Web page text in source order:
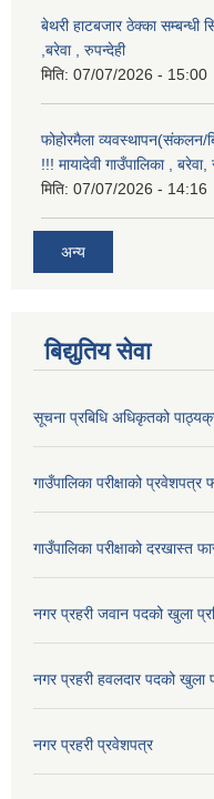
बेथरी हाटबजार ठेक्का सम्बन्धी
,बरेवा , रुपन्देही
मिति: 07/07/2026 - 15:00
फोहोरमैला व्यवस्थापन(संकलन/
!!! मायादेवी गाउँपालिका , बरेवा,
मिति: 07/07/2026 - 14:16
अन्य
बिद्युतिय सेवा
सूचना प्रबिधि अधिकृतको
गाउँपालिका परीक्षाको प्रवेशपत्र
गाउँपालिका परीक्षाको दरखास्त
नगर प्रहरी जवान पदको खुला
नगर प्रहरी हवलदार पदको खुला
नगर प्रहरी प्रवेशपत्र